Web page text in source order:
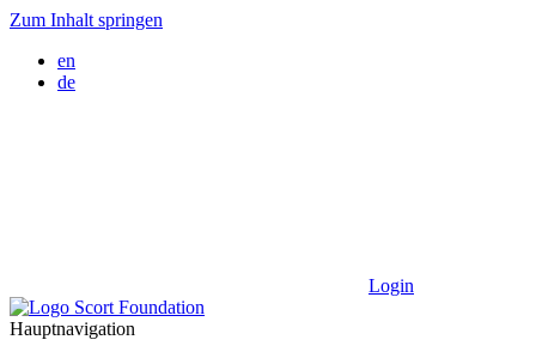
Zum Inhalt springen
en
de
Login
Hauptnavigation